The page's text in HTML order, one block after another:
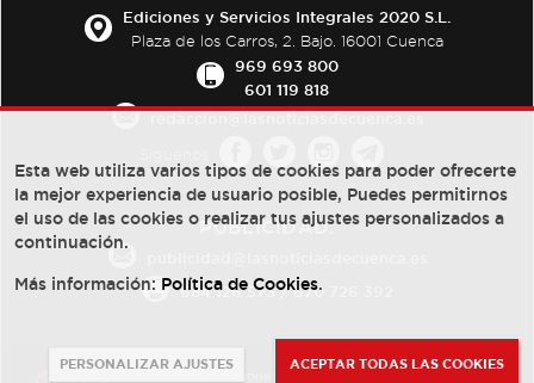
Ediciones y Servicios Integrales 2020 S.L.
Plaza de los Carros, 2. Bajo. 16001 Cuenca
969 693 800
601 119 818
PUBLICIDAD:
684 126 573/670 726 392
Esta web utiliza varios tipos de cookies para poder ofrecerte
la mejor experiencia de usuario posible, Puedes permitirnos
el uso de las cookies o realizar tus ajustes personalizados a
continuación.
Más información: Política de Cookies.
PERSONALIZAR AJUSTES ACEPTAR TODAS LAS COOKIES